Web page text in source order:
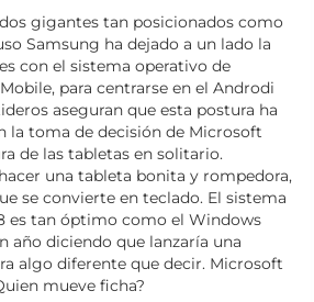
gigantes tan posicionados como
Samsung ha dejado a un lado la
con el sistema operativo de
para centrarse en el Androdi
aseguran que esta postura ha
la toma de decisión de Microsoft
de las tabletas en solitario.
una tableta bonita y rompedora,
se convierte en teclado. El sistema
es tan óptimo como el Windows
año diciendo que lanzaría una
algo diferente que decir. Microsoft
mueve ficha?